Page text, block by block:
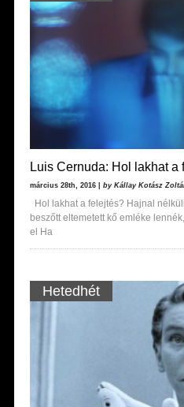
Luis Cernuda: Hol lakhat a
március 28th, 2016 | by Kállay Kotász
Hol lakhat a felejtés? Hajnal
beszőtt eltemetett kő emléke
el Ha
Hetedhét